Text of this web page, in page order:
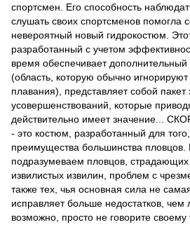
спортсмен. Его способность
слушать своих спортсменов помогла
невероятный новый гидрокостюм.
разработанный с учетом
время обеспечивает дополнительный
(область, которую обычно
плавания), представляет собой пакет
усовершенствований, которые
действительно имеет значение...
- это костюм, разработанный для
преимущества большинства
подразумеваем пловцов,
извилистых извилин, проблем с
также тех, чья основная сила не
исправляет больше недостатков, чем
возможно, просто не говорите